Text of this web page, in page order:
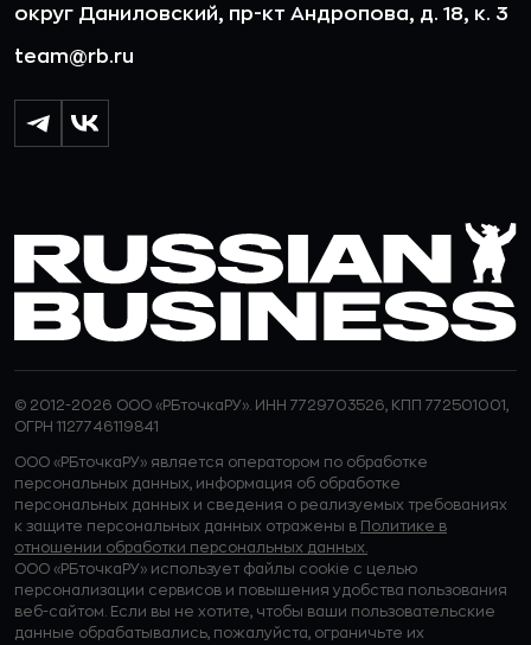
округ Даниловский, пр-кт Андропова, д. 18, к. 3
team@rb.ru
© 2012-2026 ООО «РБточкаРУ». ИНН 7729703526, КПП 772501001,
ОГРН 1127746119841
ООО «РБточкаРУ» является оператором по обработке
персональных данных, информация об обработке
персональных данных и сведения о реализуемых требованиях
к защите персональных данных отражены в Политике в
отношении обработки персональных данных.
ООО «РБточкаРУ» использует файлы cookie с целью
персонализации сервисов и повышения удобства пользования
веб-сайтом. Если вы не хотите, чтобы ваши пользовательские
данные обрабатывались, пожалуйста, ограничьте их